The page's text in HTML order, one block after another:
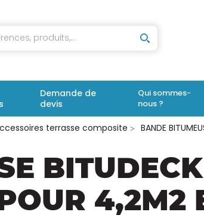
Demande de
devis
Qui sommes-
nous ?
terrasse composite BANDE
4,2M2